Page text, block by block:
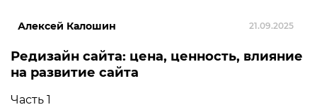
Алексей Калошин 21.09.2025
Редизайн сайта: цена, ценность, влияние
на развитие сайта
Часть 1